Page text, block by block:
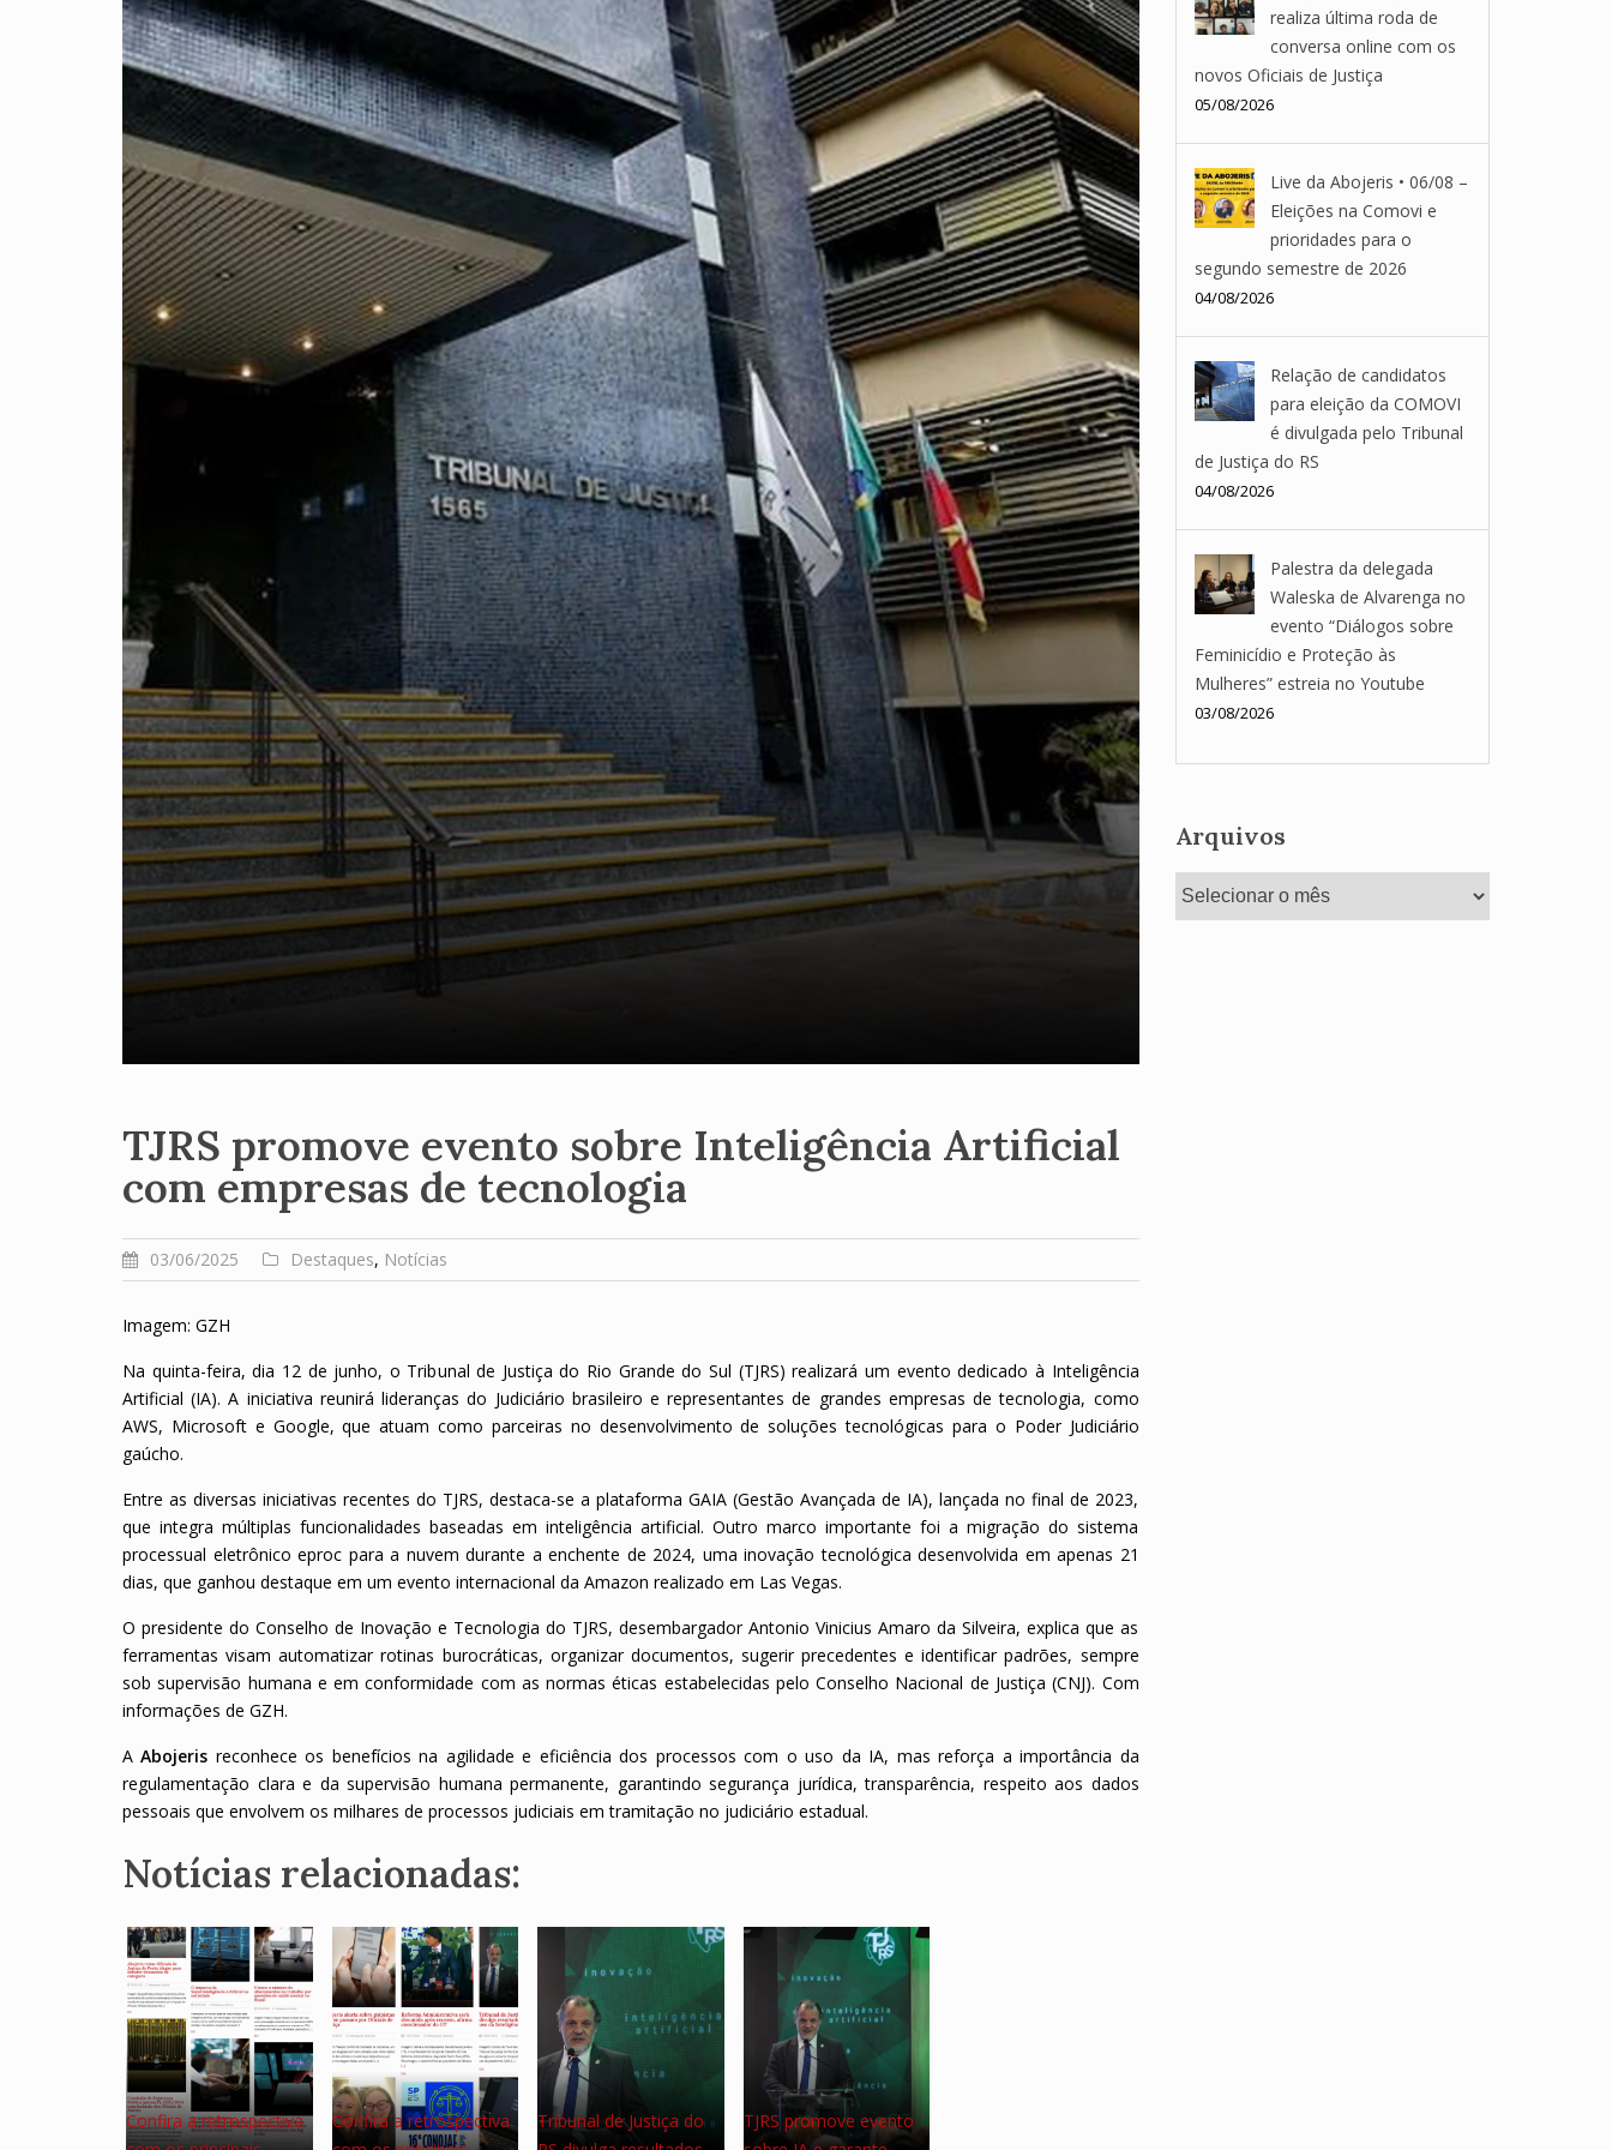
TJRS promove evento sobre Inteligência Artificial
com empresas de tecnologia
03/06/2025 Destaques, Notícias
Imagem: GZH
Na quinta-feira, dia 12 de junho, o Tribunal de Justiça do Rio Grande do Sul (TJRS) realizará um evento dedicado à Inteligência
Artificial (IA). A iniciativa reunirá lideranças do Judiciário brasileiro e representantes de grandes empresas de tecnologia, como
AWS, Microsoft e Google, que atuam como parceiras no desenvolvimento de soluções tecnológicas para o Poder Judiciário
gaúcho.
Entre as diversas iniciativas recentes do TJRS, destaca-se a plataforma GAIA (Gestão Avançada de IA), lançada no final de 2023,
que integra múltiplas funcionalidades baseadas em inteligência artificial. Outro marco importante foi a migração do sistema
processual eletrônico eproc para a nuvem durante a enchente de 2024, uma inovação tecnológica desenvolvida em apenas 21
dias, que ganhou destaque em um evento internacional da Amazon realizado em Las Vegas.
O presidente do Conselho de Inovação e Tecnologia do TJRS, desembargador Antonio Vinicius Amaro da Silveira, explica que as
ferramentas visam automatizar rotinas burocráticas, organizar documentos, sugerir precedentes e identificar padrões, sempre
sob supervisão humana e em conformidade com as normas éticas estabelecidas pelo Conselho Nacional de Justiça (CNJ). Com
informações de GZH.
AAbojeris reconhece os benefícios na agilidade e eficiência dos processos com o uso da IA, mas reforça a importância da
regulamentação clara e da supervisão humana permanente, garantindo segurança jurídica, transparência, respeito aos dados
pessoais que envolvem os milhares de processos judiciais em tramitação no judiciário estadual.
Notícias relacionadas:
Confira a retrospectiva
Confira a retrospectiva
Tribunal de Justiça do
TJRS promove evento
realiza última roda de
conversa online com os
novos Oficiais de Justiça
05/08/2026
Live da Abojeris • 06/08 –
Eleições na Comovi e
prioridades para o
segundo semestre de 2026
04/08/2026
Relação de candidatos
para eleição da COMOVI
é divulgada pelo Tribunal
de Justiça do RS
04/08/2026
Palestra da delegada
Waleska de Alvarenga no
evento “Diálogos sobre
Feminicídio e Proteção às
Mulheres” estreia no Youtube
03/08/2026
Arquivos
Arquivos